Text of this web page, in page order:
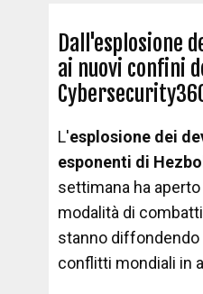
Dall'esplosione
ai nuovi confini
L'esplosione dei
esponenti di
settimana ha
modalità di
stanno diffondendo
conflitti mondiali in